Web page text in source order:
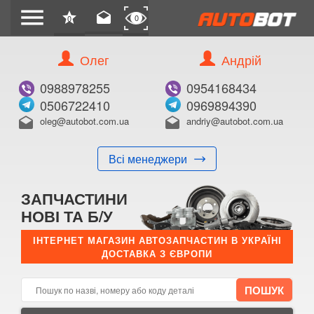
menu star
0 drafts 0
Олег
0988978255
0506722410
drafts oleg@autobot.com.ua
Всі менеджери
Андрій
0954168434
0969894390
drafts andriy@autobot.com.ua
ЗАПЧАСТИНИ
НОВІ ТА Б/У
ІНТЕРНЕТ МАГАЗИН АВТОЗАПЧАСТИН В УКРАЇНІ
ДОСТАВКА З ЄВРОПИ
КУПИТИ
Оригінальний номер:
Примітка:
E-mail:
Телефон: